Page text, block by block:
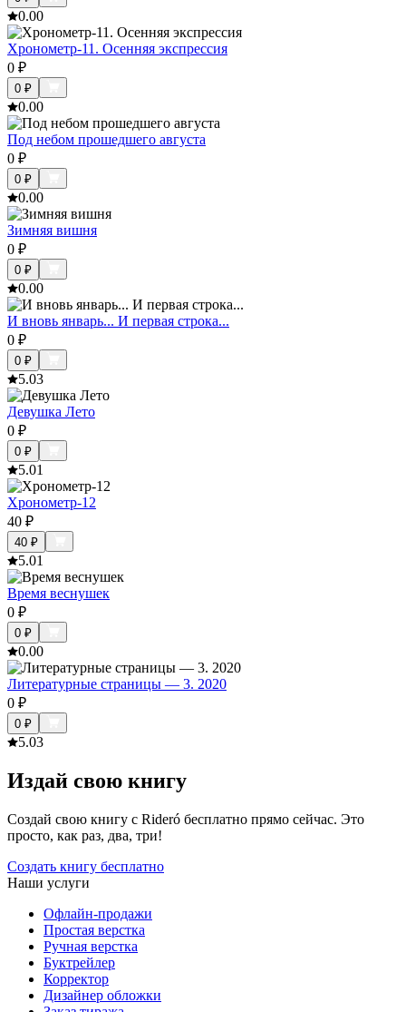
0.00
Хронометр-11. Осенняя экспрессия
0 ₽
0 ₽
0.00
Под небом прошедшего августа
0 ₽
0 ₽
0.00
Зимняя вишня
0 ₽
0 ₽
0.00
И вновь январь... И первая строка...
0 ₽
0 ₽
5.03
Девушка Лето
0 ₽
0 ₽
5.01
Хронометр-12
40 ₽
40 ₽
5.01
Время веснушек
0 ₽
0 ₽
0.00
Литературные страницы — 3. 2020
0 ₽
0 ₽
5.03
Издай свою книгу
Создай свою книгу с Rideró бесплатно прямо сейчас. Это
просто, как раз, два, три!
Создать книгу бесплатно
Наши услуги
Офлайн-продажи
Простая верстка
Ручная верстка
Буктрейлер
Корректор
Дизайнер обложки